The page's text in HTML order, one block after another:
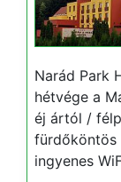
Narád Park
hétvége a
éj ártól /
fürdőköntös
ingyenes